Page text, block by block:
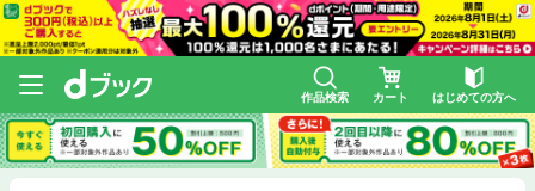
作品検索 カート はじめての方へ